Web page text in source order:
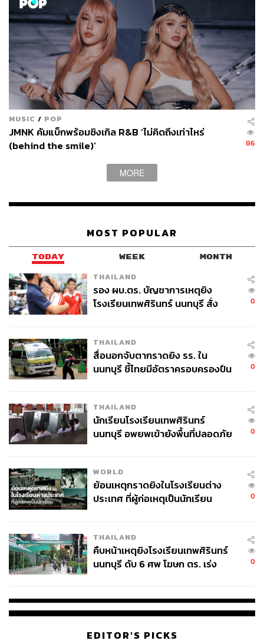
MUSIC / POP
JMNK คัมแบ็กพร้อมซิงเกิล R&B ‘ไม่คิดถึงเท่าไหร่
(behind the smile)’
86
MORE
MOST POPULAR
TODAY WEEK MONTH
THAILAND
รอง ผบ.ตร. บัญชาการเหตุยิง
โรงเรียนเทพศิรินทร์ นนทบุรี สั่ง
0
THAILAND
สื่อนอกจับตากราดยิง รร. ใน
นนทบุรี ชี้ไทยมีอัตราครอบครองปืน
0
THAILAND
นักเรียนโรงเรียนเทพศิรินทร์
นนทบุรี อพยพเข้ายังพื้นที่ปลอดภัย
0
WORLD
ย้อนเหตุกราดยิงในโรงเรียนต่าง
ประเทศ ที่ผู้ก่อเหตุเป็นนักเรียน
0
THAILAND
คืบหน้าเหตุยิงโรงเรียนเทพศิรินทร์
นนทบุรี ดับ 6 ศพ โฆษก ตร. เร่ง
0
EDITOR'S PICKS